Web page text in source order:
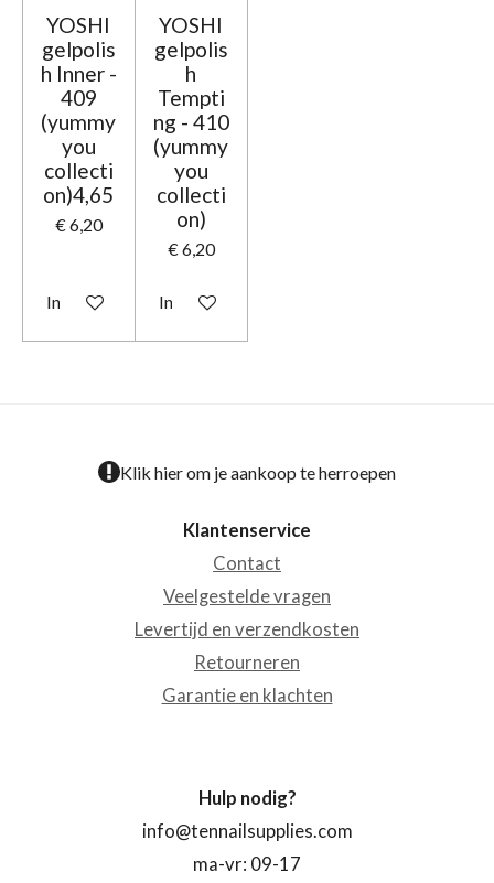
YOSHI
gelpolis
h Inner -
409
(yummy
you
collecti
on)4,65
€ 6,20
In winkelwagen
YOSHI
gelpolis
h
Tempti
ng - 410
(yummy
you
collecti
on)
€ 6,20
In winkelwagen
Klik hier om je aankoop te herroepen
Klantenservice
Contact
Veelgestelde vragen
Levertijd en verzendkosten
Retourneren
Garantie en klachten
Hulp nodig?
info@tennailsupplies.com
ma-vr: 09-17